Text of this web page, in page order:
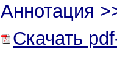
Аннотация
Скачать